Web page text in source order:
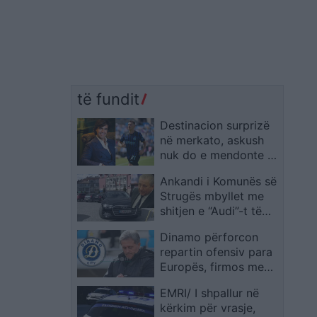
të fundit
Destinacion surprizë
në merkato, askush
nuk do e mendonte në
Asllanin
Ankandi i Komunës së
Strugës mbyllet me
shitjen e “Audi”-t të
euro
Dinamo përforcon
repartin ofensiv para
Europës, firmos me
Richardsin nga Estoril
EMRI/ I shpallur në
kërkim për vrasje,